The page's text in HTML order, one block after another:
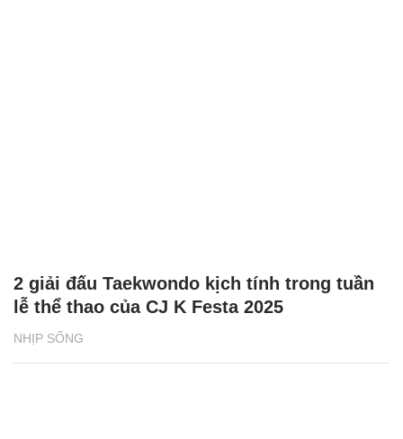
NHỊP SỐNG
2 giải đấu Taekwondo kịch tính trong tuần
lễ thể thao của CJ K Festa 2025